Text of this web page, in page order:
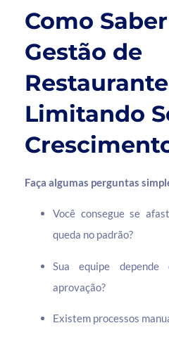
Como
Gestão de
Limitando
Faça algumas perguntas
Você consegue se
queda no padrão?
Sua equipe depende
aprovação?
Existem processos